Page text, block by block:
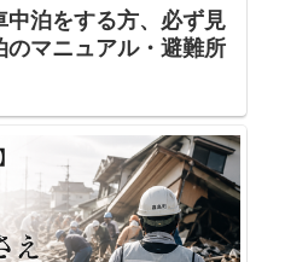
泊をする方、必ず見
マニュアル・避難所